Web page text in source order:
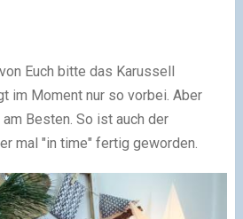
Euch bitte das Karussell
im Moment nur so vorbei. Aber
Besten. So ist auch der
mal "in time" fertig geworden.